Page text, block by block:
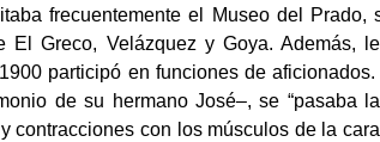
frecuentemente el Museo del Prado,
El Greco, Velázquez y Goya. Además,
participó en funciones de
de su hermano José–, se “pasaba
contracciones con los músculos de la